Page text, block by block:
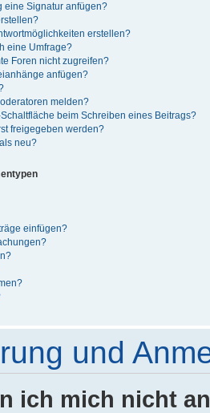
eine Signatur anfügen?
erstellen?
eine Umfrage?
Foren nicht zugreifen?
anfügen?
melden?
beim Schreiben eines Beitrags?
freigegeben werden?
neu?
einfügen?
und
ich mich nicht